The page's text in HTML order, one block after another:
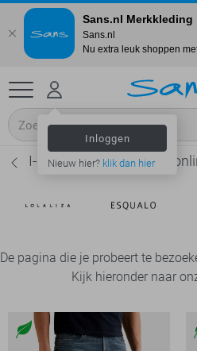
Inloggen
Nieuw hier? klik dan hier
I-coni-K Lange broeken
De pagina die je probeert te
Kijk hieronder naar
Sans.nl Merkkleding
Sans.nl
Nu extra leuk shoppen